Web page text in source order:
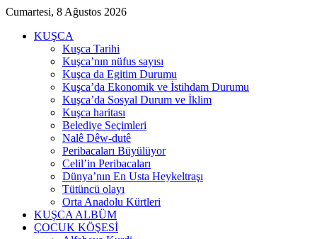
Cumartesi, 8 Ağustos 2026
KUŞCA
Kuşca Tarihi
Kuşca’nın nüfus sayısı
Kuşca da Egitim Durumu
Kuşca’da Ekonomik ve İstihdam Durumu
Kuşca’da Sosyal Durum ve İklim
Kuşca haritası
Belediye Seçimleri
Nalê Dêw-dutê
Peribacaları Büyülüyor
Celil’in Peribacaları
Dünya’nın En Usta Heykeltraşı
Tütüncü olayı
Orta Anadolu Kürtleri
KUŞCA ALBÜM
ÇOCUK KÖŞESİ